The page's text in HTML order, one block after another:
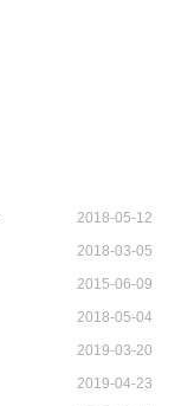
2018-05-12
2018-03-05
2015-06-09
2018-05-04
2019-03-20
2019-04-23